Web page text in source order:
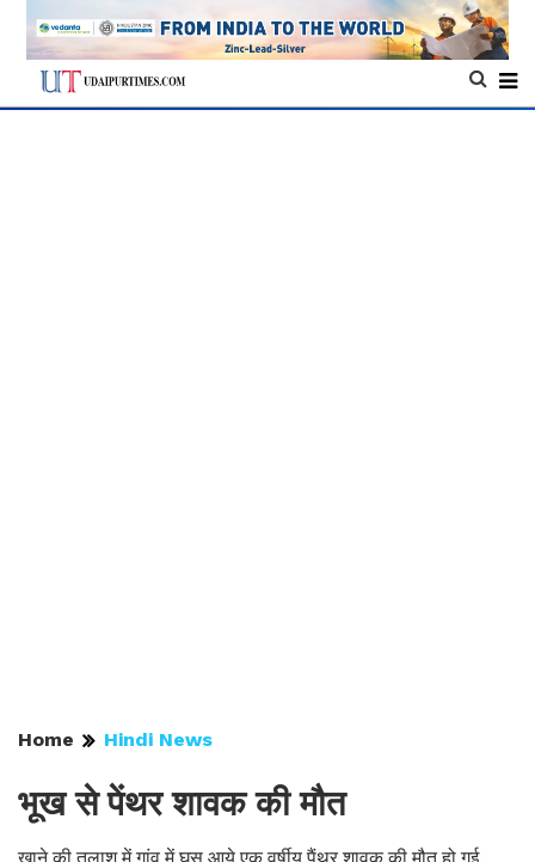
Home Hindi News
भूख से पेंथर शावक की मौत
खाने की तलाश में गांव में घुस आये एक वर्षीय पैंथर शावक की मौत हो गई,